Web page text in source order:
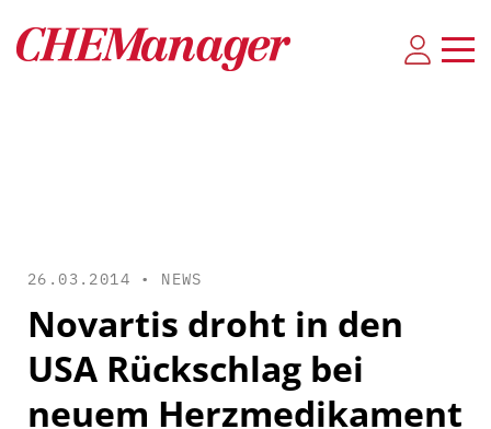
26.03.2014 • NEWS
Novartis droht in den
USA Rückschlag bei
neuem Herzmedikament